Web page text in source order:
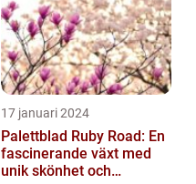
17 januari 2024
Palettblad Ruby Road: En
fascinerande växt med
unik skönhet och